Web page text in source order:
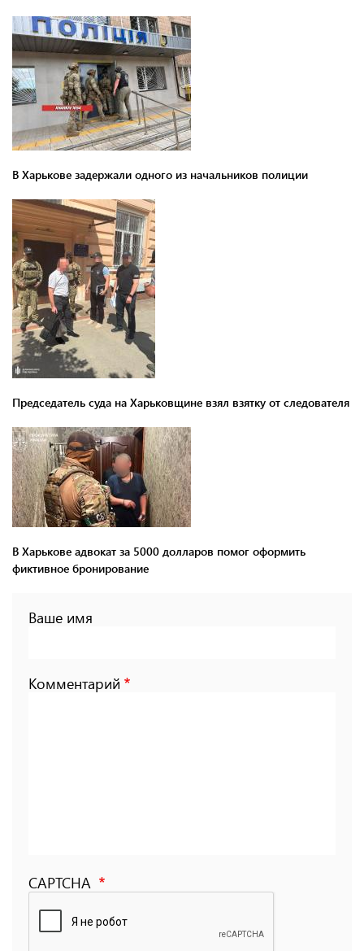
В Харькове задержали одного из начальников полиции
Председатель суда на Харьковщине взял взятку от следователя
В Харькове адвокат за 5000 долларов помог оформить
фиктивное бронирование
Ваше имя
Комментарий
CAPTCHA